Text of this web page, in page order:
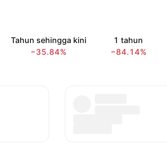
Tahun sehingga kini
−35.84%
1 tahun
−84.14%